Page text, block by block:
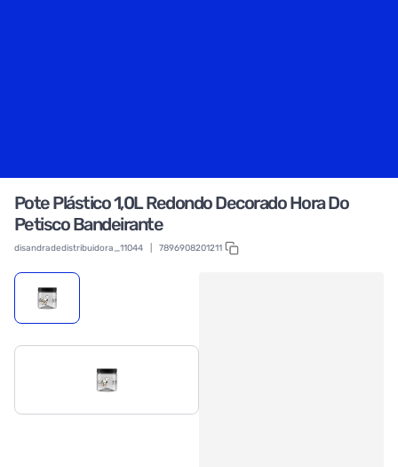
Pote Plástico 1,0L Redondo Decorado Hora Do
Petisco Bandeirante
disandradedistribuidora_11044 7896908201211